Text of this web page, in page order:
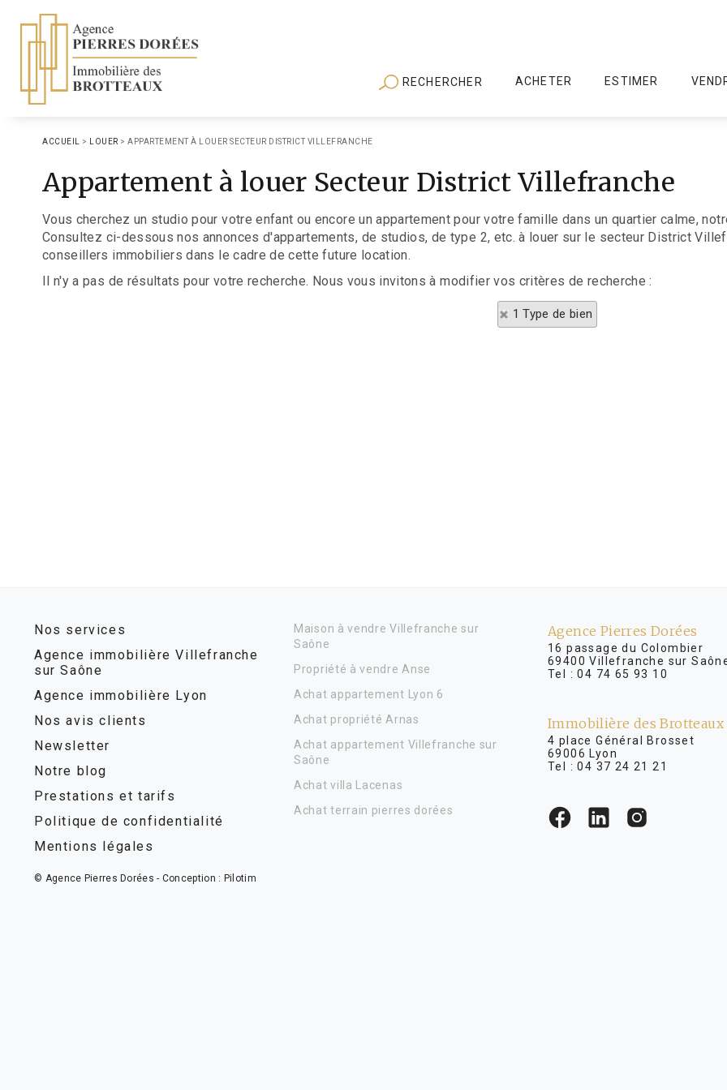
RECHERCHER ACHETER ESTIMER
ACCUEIL > LOUER > APPARTEMENT À LOUER SECTEUR DISTRICT VILLEFRANCHE
Appartement à louer Secteur District Villefranche
Vous cherchez un studio pour votre enfant ou encore un appartement pour votre famille dans un quartier calme,
Consultez ci-dessous nos annonces d'appartements, de studios, de type 2, etc. à louer sur le secteur District
conseillers immobiliers dans le cadre de cette future location.
Il n'y a pas de résultats pour votre recherche. Nous vous invitons à modifier vos critères de recherche :
1 Type de bien
Nos services
Agence immobilière Villefranche
sur Saône
Agence immobilière Lyon
Nos avis clients
Newsletter
Notre blog
Prestations et tarifs
Politique de confidentialité
Mentions légales
Maison à vendre Villefranche sur
Saône
Propriété à vendre Anse
Achat appartement Lyon 6
Achat propriété Arnas
Achat appartement Villefranche sur
Saône
Achat villa Lacenas
Achat terrain pierres dorées
Agence Pierres Dorées
16 passage du Colombier
69400 Villefranche sur
Tel :04 74 65 93 10
Immobilière des Brotteaux
4 place Général
69006 Lyon
Tel :04 37 24 21 21
© Agence Pierres Dorées - Conception : Pilotim